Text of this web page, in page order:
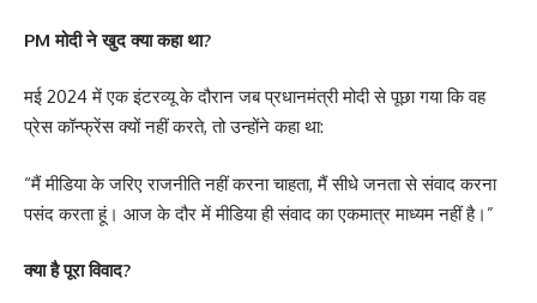
PM मोदी ने खुद क्या कहा था?
मई 2024 में एक इंटरव्यू के दौरान जब प्रधानमंत्री मोदी से पूछा गया कि वह
प्रेस कॉन्फ्रेंस क्यों नहीं करते, तो उन्होंने कहा था:
“मैं मीडिया के जरिए राजनीति नहीं करना चाहता, मैं सीधे जनता से संवाद करना
पसंद करता हूं। आज के दौर में मीडिया ही संवाद का एकमात्र माध्यम नहीं है।”
क्या है पूरा विवाद?